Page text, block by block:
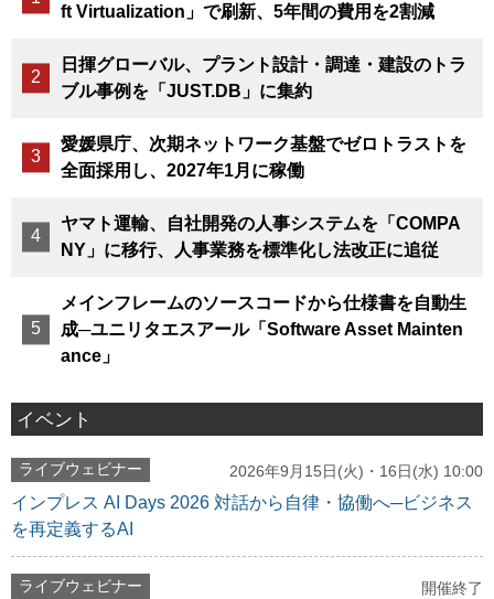
ft Virtualization」で刷新、5年間の費用を2割減
日揮グローバル、プラント設計・調達・建設のトラ
ブル事例を「JUST.DB」に集約
愛媛県庁、次期ネットワーク基盤でゼロトラストを
全面採用し、2027年1月に稼働
ヤマト運輸、自社開発の人事システムを「COMPA
NY」に移行、人事業務を標準化し法改正に追従
メインフレームのソースコードから仕様書を自動生
成─ユニリタエスアール「Software Asset Mainten
ance」
イベント
ライブウェビナー 2026年9月15日(火)・16日(水) 10:00
インプレス AI Days 2026 対話から自律・協働へ─ビジネス
を再定義するAI
ライブウェビナー 開催終了